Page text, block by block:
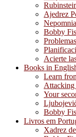
Ajedrez
Bobby
Acierte
Books in
Learn
Attacking
Your
Bobby
Livros em
Xadrez